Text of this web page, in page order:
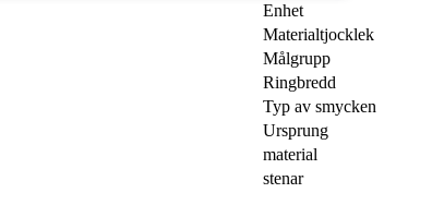
Enhet
Materialtjocklek
Målgrupp
Ringbredd
Typ av smycken
Ursprung
material
stenar